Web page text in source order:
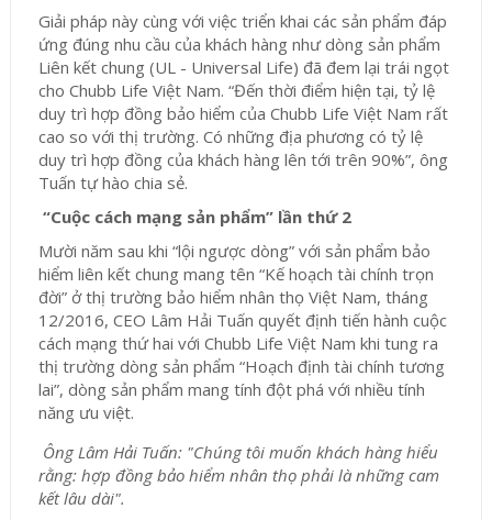
Giải pháp này cùng với việc triển khai các sản phẩm đáp
ứng đúng nhu cầu của khách hàng như dòng sản phẩm
Liên kết chung (UL - Universal Life) đã đem lại trái ngọt
cho Chubb Life Việt Nam. “Đến thời điểm hiện tại, tỷ lệ
duy trì hợp đồng bảo hiểm của Chubb Life Việt Nam rất
cao so với thị trường. Có những địa phương có tỷ lệ
duy trì hợp đồng của khách hàng lên tới trên 90%”, ông
Tuấn tự hào chia sẻ.
“Cuộc cách mạng sản phẩm” lần thứ 2
Mười năm sau khi “lội ngược dòng” với sản phẩm bảo
hiểm liên kết chung mang tên “Kế hoạch tài chính trọn
đời” ở thị trường bảo hiểm nhân thọ Việt Nam, tháng
12/2016, CEO Lâm Hải Tuấn quyết định tiến hành cuộc
cách mạng thứ hai với Chubb Life Việt Nam khi tung ra
thị trường dòng sản phẩm “Hoạch định tài chính tương
lai”, dòng sản phẩm mang tính đột phá với nhiều tính
năng ưu việt.
Ông Lâm Hải Tuấn: "Chúng tôi muốn khách hàng hiểu
rằng: hợp đồng bảo hiểm nhân thọ phải là những cam
kết lâu dài".